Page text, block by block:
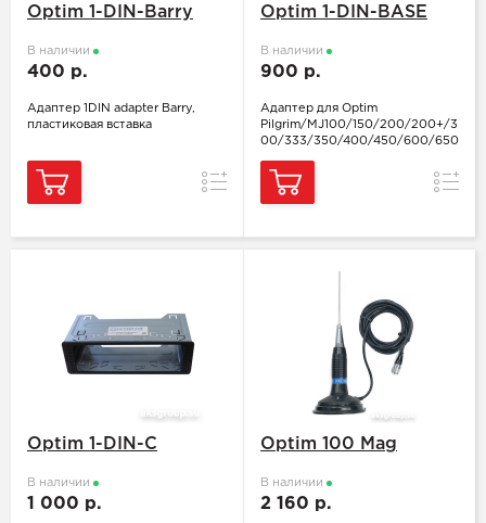
Optim 1-DIN-Barry
В наличии
400 р.
Адаптер 1DIN adapter Barry,
пластиковая вставка
Сравнение
Optim 1-DIN-BASE
В наличии
900 р.
Адаптер для Optim
Pilgrim/MJ100/150/200/200+/3
00/333/350/400/450/600/650
Optim 1-DIN-C
В наличии
1 000 р.
Optim 100 Mag
В наличии
2 160 р.